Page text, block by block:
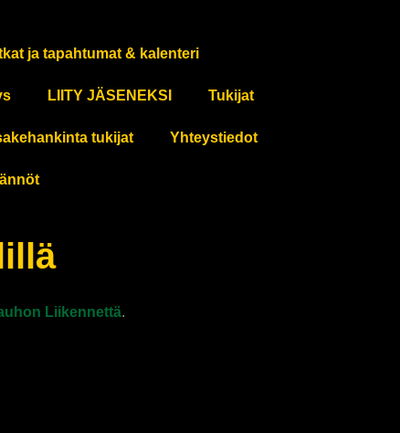
ja tapahtumat & kalenteri
LIITY JÄSENEKSI Tukijat
tukijat Yhteystiedot
Liikennettä.